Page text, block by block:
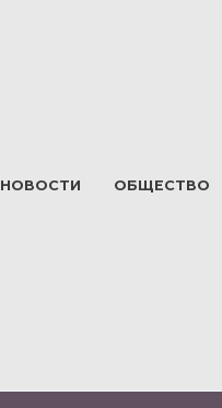
НОВОСТИ ОБЩЕСТВО